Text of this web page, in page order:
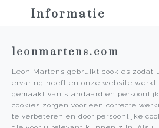
Informatie
Historie
Algemene voorwaarden
Privacy Policy
Pers
leonmartens.com
Leon Martens gebruikt cookies zodat
ervaring heeft en onze website
gemaakt van standaard en
cookies zorgen voor een correcte
te verbeteren en door persoonlijke